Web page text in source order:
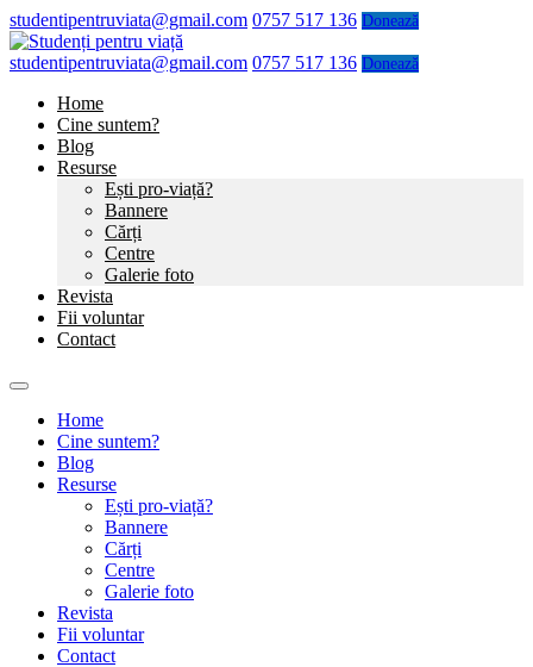
studentipentruviata@gmail.com 0757 517 136 Donează
studentipentruviata@gmail.com 0757 517 136 Donează
Home
Cine suntem?
Blog
Resurse
Ești pro-viață?
Bannere
Cărți
Centre
Galerie foto
Revista
Fii voluntar
Contact
Home
Cine suntem?
Blog
Resurse
Ești pro-viață?
Bannere
Cărți
Centre
Galerie foto
Revista
Fii voluntar
Contact